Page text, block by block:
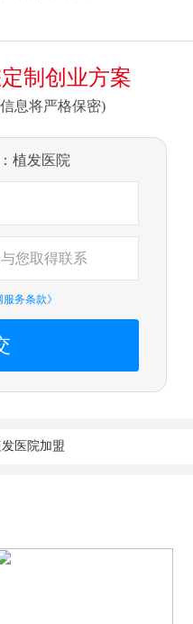
制创业方案
息将严格保密)
植发医院
务条款》
医院加盟